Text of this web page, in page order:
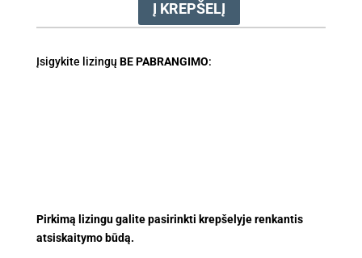
produkto
STIHL
Į KREPŠELĮ
Įsigykite lizingų BE PABRANGIMO:
Pirkimą lizingu galite pasirinkti krepšelyje renkantis
atsiskaitymo būdą.